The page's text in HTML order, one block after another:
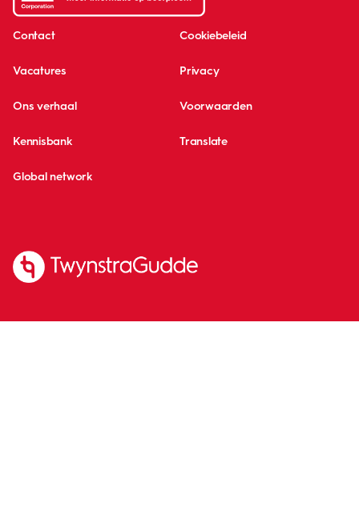
Contact Cookiebeleid
Vacatures Privacy
Ons verhaal Voorwaarden
Kennisbank Translate
Global network